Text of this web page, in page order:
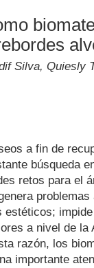
Silva, Quiesly
a fin de
búsqueda
retos para el
estéticos;
a nivel de la
razón, los
importante